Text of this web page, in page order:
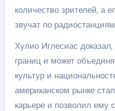
количество зрителей, а
звучат по
Хулио Иглесиас
границ и может
культур и
американском рынке
карьере и позволил ему